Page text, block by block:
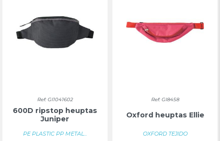
Ref: GI1041602
600D ripstop heuptas
Juniper
PE PLASTIC PP METAL...
Ref: GI8458
Oxford heuptas Ellie
OXFORD TEJIDO